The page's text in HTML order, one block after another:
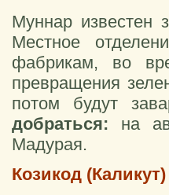
Муннар известен
Местное
фабрикам, во
превращения
потом будут
добраться: на
Мадурая.
Козикод